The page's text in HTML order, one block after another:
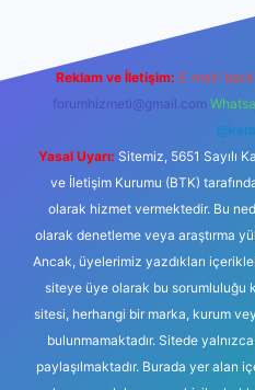
Reklam ve İletişim: E-mail:
forumhizmeti@gmail.com
Yasal Uyarı: Sitemiz, 5651 Sayılı
ve İletişim Kurumu (BTK)
olarak hizmet vermektedir. Bu
olarak denetleme veya araştırma
Ancak, üyelerimiz yazdıkları
siteye üye olarak bu sorumluluğu
sitesi, herhangi bir marka, kurum
bulunmamaktadır. Sitede
paylaşılmaktadır. Burada yer alan